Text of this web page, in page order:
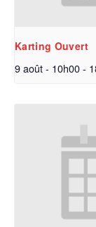
Karting Ouvert
9 août - 10h00-